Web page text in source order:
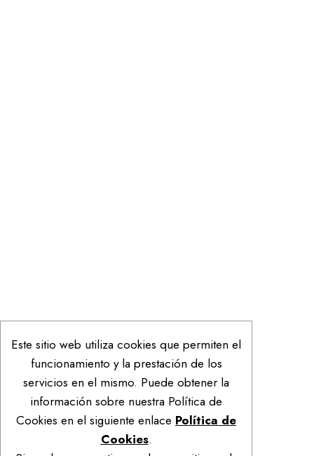
Este sitio web utiliza cookies que permiten el
funcionamiento y la prestación de los
servicios en el mismo. Puede obtener la
información sobre nuestra Política de
Cookies en el siguiente enlace Política de
Cookies.